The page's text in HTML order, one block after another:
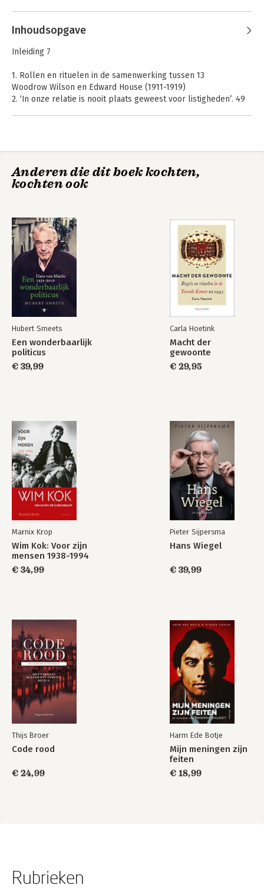
Inhoudsopgave
Inleiding 7
1. Rollen en rituelen in de samenwerking tussen 13
Woodrow Wilson en Edward House (1911-1919)
2. ‘In onze relatie is nooit plaats geweest voor listigheden’. 49
Mark Rutte en Edith Schippers (2006-2017)
5. Politieke duo’s: hun betekenis, kracht en zwakte 299
Noten 321
Literatuur en verantwoording 327
Namenregister 333
Kabinetten vanaf 1973 339
Andere duo’s 341
Over de auteur 343
Anderen die dit boek kochten,
kochten ook
Hubert Smeets
Een wonderbaarlijk
politicus
€ 39,99
Carla Hoetink
Macht der
gewoonte
€ 29,95
Marnix Krop
Wim Kok: Voor zijn
mensen 1938-1994
€ 34,99
Pieter Sijpersma
Hans Wiegel
€ 39,99
Thijs Broer
Code rood
€ 24,99
Harm Ede Botje
Mijn meningen zijn
feiten
€ 18,99
Rubrieken